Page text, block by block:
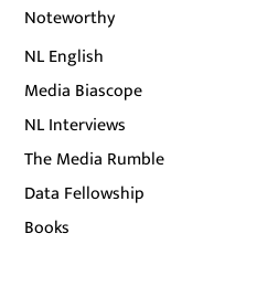
Noteworthy
NL English
Media Biascope
NL Interviews
The Media Rumble
Data Fellowship
Books